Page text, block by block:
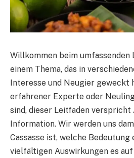
Willkommen beim umfassenden
einem Thema, das in
Interesse und Neugier geweckt
erfahrener Experte oder
sind, dieser Leitfaden verspricht
Information. Wir werden uns
Cassasse ist, welche Bedeutung
vielfältigen Auswirkungen es